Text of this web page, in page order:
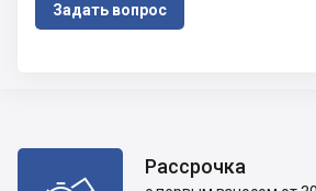
Задать вопрос
Рассрочка